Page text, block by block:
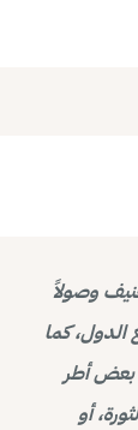
وصولاً
الدول، كما
بعض أطر
أو